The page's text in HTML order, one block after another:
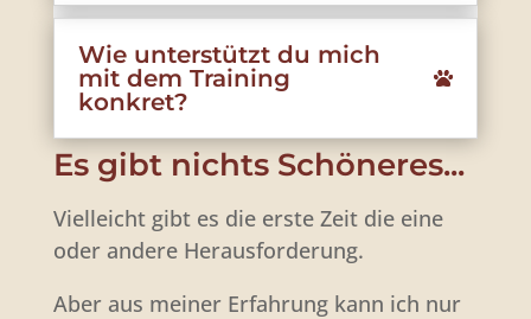
Wie unterstützt du mich
mit dem Training
konkret?
Es gibt nichts Schöneres...
Vielleicht gibt es die erste Zeit die eine
oder andere Herausforderung.
Aber aus meiner Erfahrung kann ich nur